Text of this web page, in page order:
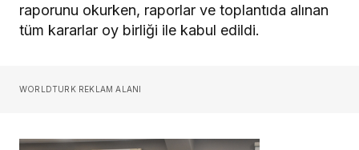
raporunu okurken, raporlar ve toplantıda alınan
tüm kararlar oy birliği ile kabul edildi.
WORLDTURK REKLAM ALANI